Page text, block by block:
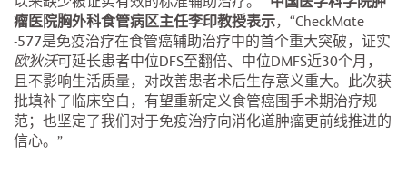
瘤医院胸外科食管病区主任李印教授表示，“CheckMate
-577是免疫治疗在食管癌辅助治疗中的首个重大突破，证实
欧狄沃可延长患者中位DFS至翻倍、中位DMFS近30个月，
且不影响生活质量，对改善患者术后生存意义重大。此次获
批填补了临床空白，有望重新定义食管癌围手术期治疗规
范；也坚定了我们对于免疫治疗向消化道肿瘤更前线推进的
信心。”